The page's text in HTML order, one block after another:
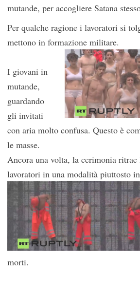
mutande, per accogliere Satana
Per qualche ragione i lavoratori si
mettono in formazione militare.
I giovani in
mutande,
guardando
gli invitati
con aria molto confusa. Questo è
le masse.
Ancora una volta, la cerimonia
lavoratori in una modalità piuttosto
morti.